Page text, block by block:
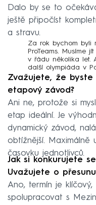
Dalo by se to
ještě připočíst
a stravu.
Za rok bychom byli
ProTeams. Musíme
v řádu několika let.
další olympiáda v
Zvažujete, že byste
etapový závod?
Ani ne, protože si
etap ideální. Je
dynamický závod,
obtížnější. Maximálně
časovku jednotlivců.
Jak si konkurujete
Uvažujete o
Ano, termín je
spolupracovat s